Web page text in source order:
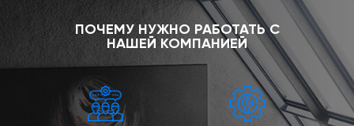
ПОЧЕМУ НУЖНО РАБОТАТЬ С
НАШЕЙ КОМПАНИЕЙ